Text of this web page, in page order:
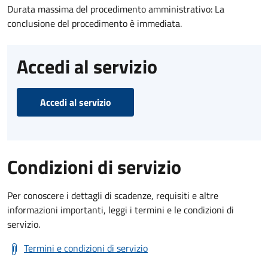
Durata massima del procedimento amministrativo: La
conclusione del procedimento è immediata.
Accedi al servizio
Accedi al servizio
Condizioni di servizio
Per conoscere i dettagli di scadenze, requisiti e altre
informazioni importanti, leggi i termini e le condizioni di
servizio.
Termini e condizioni di servizio